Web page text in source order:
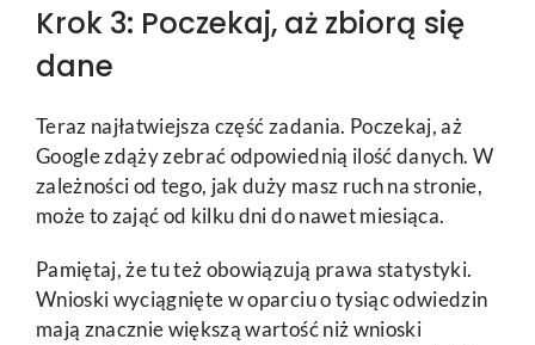
Krok 3: Poczekaj, aż zbiorą się
dane
Teraz najłatwiejsza część zadania. Poczekaj, aż
Google zdąży zebrać odpowiednią ilość danych. W
zależności od tego, jak duży masz ruch na stronie,
może to zająć od kilku dni do nawet miesiąca.
Pamiętaj, że tu też obowiązują prawa statystyki.
Wnioski wyciągnięte w oparciu o tysiąc odwiedzin
mają znacznie większą wartość niż wnioski